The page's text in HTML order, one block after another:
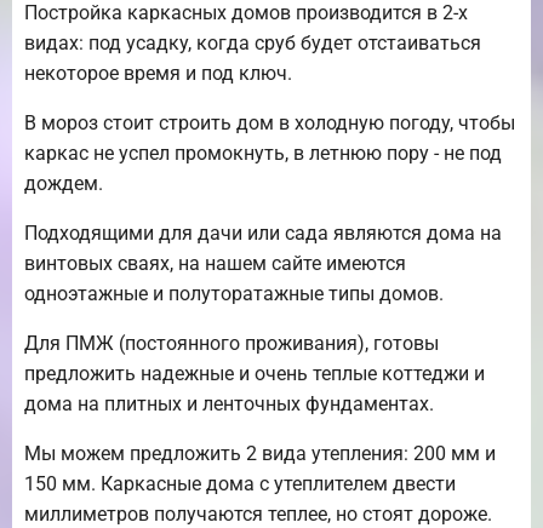
Постройка каркасных домов производится в 2-х
видах: под усадку, когда сруб будет отстаиваться
некоторое время и под ключ.
В мороз стоит строить дом в холодную погоду, чтобы
каркас не успел промокнуть, в летнюю пору - не под
дождем.
Подходящими для дачи или сада являются дома на
винтовых сваях, на нашем сайте имеются
одноэтажные и полуторатажные типы домов.
Для ПМЖ (постоянного проживания), готовы
предложить надежные и очень теплые коттеджи и
дома на плитных и ленточных фундаментах.
Мы можем предложить 2 вида утепления: 200 мм и
150 мм. Каркасные дома с утеплителем двести
миллиметров получаются теплее, но стоят дороже.